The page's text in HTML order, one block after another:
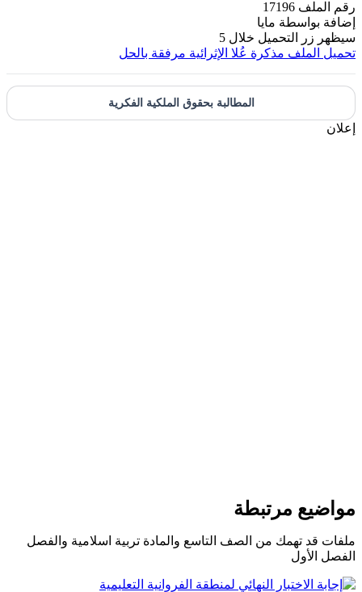
رقم الملف 17196
إضافة بواسطة مايا
سيظهر زر التحميل خلال 5
تحميل الملف مذكرة عُلا الإثرائية مرفقة بالحل
المطالبة بحقوق الملكية الفكرية
إعلان
مواضيع مرتبطة
ملفات قد تهمك من الصف التاسع والمادة تربية اسلامية والفصل
الفصل الأول